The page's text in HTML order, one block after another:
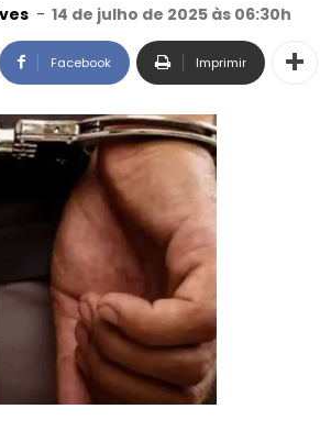
- 14 de julho de 2025 às 06:30h
Facebook Imprimir